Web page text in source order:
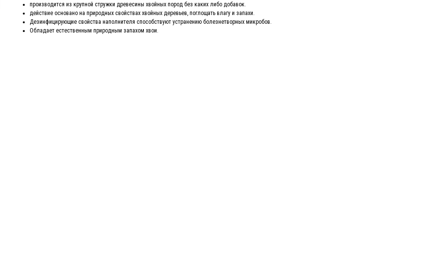
производится из крупной стружки древесины хвойных пород без каких либо добавок.
действие основано на природных свойствах хвойных деревьев, поглощать влагу и запахи.
Дезинфицирующие свойства наполнителя способствуют устранению болезнетворных микробов.
Обладает естественным природным запахом хвои.